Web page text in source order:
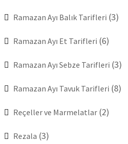
Ramazan Ayı Balık Tarifleri (3)
Ramazan Ayı Et Tarifleri (6)
Ramazan Ayı Sebze Tarifleri (3)
Ramazan Ayı Tavuk Tarifleri (8)
Reçeller ve Marmelatlar (2)
Rezala (3)